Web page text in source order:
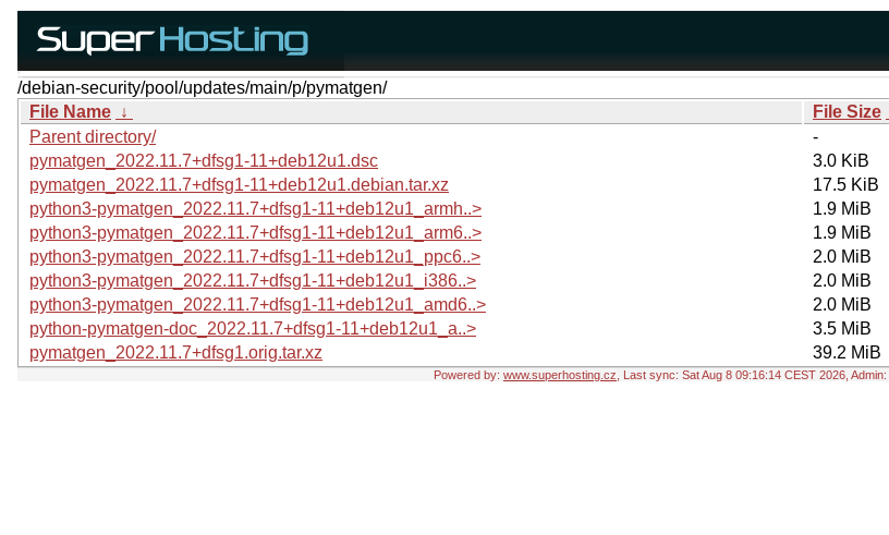
/debian-security/pool/updates/main/p/pymatgen/
File Name ↓ File Size
Parent directory/
-
pymatgen_2022.11.7+dfsg1-11+deb12u1.dsc
3.0 KiB
pymatgen_2022.11.7+dfsg1-11+deb12u1.debian.tar.xz
17.5 KiB
python3-pymatgen_2022.11.7+dfsg1-11+deb12u1_armh..>
1.9 MiB
python3-pymatgen_2022.11.7+dfsg1-11+deb12u1_arm6..>
1.9 MiB
python3-pymatgen_2022.11.7+dfsg1-11+deb12u1_ppc6..>
2.0 MiB
python3-pymatgen_2022.11.7+dfsg1-11+deb12u1_i386..>
2.0 MiB
python3-pymatgen_2022.11.7+dfsg1-11+deb12u1_amd6..>
2.0 MiB
python-pymatgen-doc_2022.11.7+dfsg1-11+deb12u1_a..>
3.5 MiB
pymatgen_2022.11.7+dfsg1.orig.tar.xz
39.2 MiB
Powered by: www.superhosting.cz , Last sync: Sat Aug 8 09:16:14 CEST 2026, Admin: